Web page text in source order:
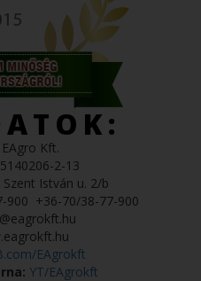
EAgro Kft.
2-13
Szent István u. 2/b
900 +36-70/38-77-900
EAgrokft
YT/EAgrokft